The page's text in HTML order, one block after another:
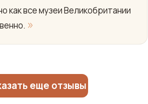
как все музеи Великобритании
»
еще отзывы